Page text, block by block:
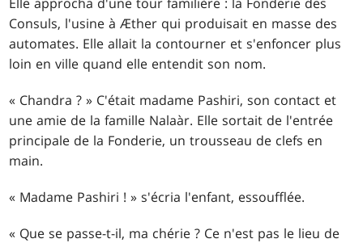
Consuls, l'usine à Æther qui produisait en masse des
automates. Elle allait la contourner et s'enfoncer plus
loin en ville quand elle entendit son nom.
« Chandra ? » C'était madame Pashiri, son contact et
une amie de la famille Nalaàr. Elle sortait de l'entrée
principale de la Fonderie, un trousseau de clefs en
main.
« Madame Pashiri ! » s'écria l'enfant, essoufflée.
« Que se passe-t-il, ma chérie ? Ce n'est pas le lieu de